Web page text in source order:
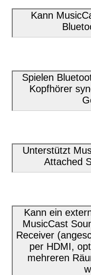
Kann
Spielen
Kopfhörer
Unterstützt
Attached
Kann ein
MusicCast
Receiver
per HDMI,
mehreren